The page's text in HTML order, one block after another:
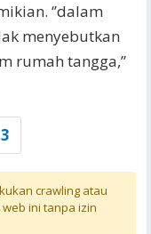
‘’dalam
menyebutkan
rumah tangga,’’
3
crawling atau
ini tanpa izin